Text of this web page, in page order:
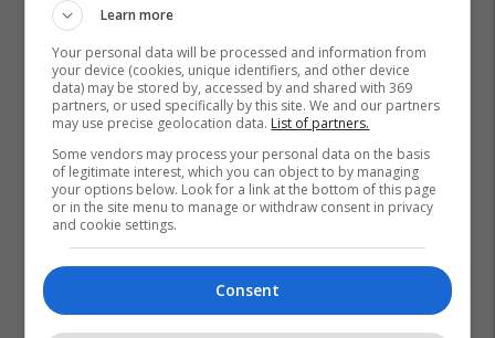
Learn more
Your personal data will be processed and information from
your device (cookies, unique identifiers, and other device
data) may be stored by, accessed by and shared with 369
partners, or used specifically by this site. We and our partners
may use precise geolocation data. List of partners.
Some vendors may process your personal data on the basis
of legitimate interest, which you can object to by managing
your options below. Look for a link at the bottom of this page
or in the site menu to manage or withdraw consent in privacy
and cookie settings.
Consent